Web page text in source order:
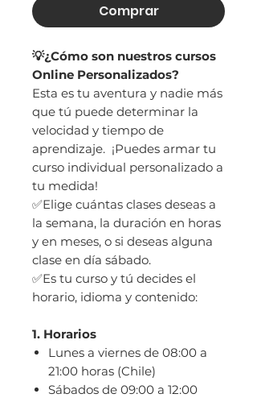
Comprar
💡¿Cómo son nuestros cursos
Online Personalizados?
Esta es tu aventura y nadie más
que tú puede determinar la
velocidad y tiempo de
aprendizaje. ¡Puedes armar tu
curso individual personalizado a
tu medida!
✅Elige cuántas clases deseas a
la semana, la duración en horas
y en meses, o si deseas alguna
clase en día sábado.
✅Es tu curso y tú decides el
horario, idioma y contenido:
1. Horarios
Lunes a viernes de 08:00 a
21:00 horas (Chile)
Sábados de 09:00 a 12:00